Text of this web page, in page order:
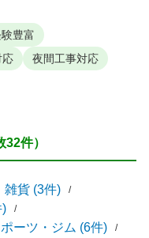
豊富
応
夜間工事対応
32件）
雑貨 (3件)
)
ーツ・ジム (6件)